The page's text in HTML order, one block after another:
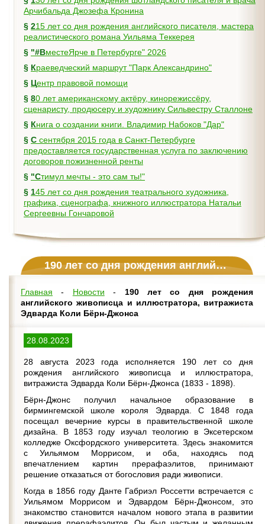
Арчибальда Джозефа Кронина
§ 215 лет со дня рождения английского писателя, мастера
реалистического романа Уильяма Теккерея
§
"#ВместеЯрче в Петербурге" 2026
§
Краеведческий маршрут "Парк Александрино"
§
Центр правовой помощи
§ 80 лет американскому актёру, кинорежиссёру,
сценаристу, продюсеру и художнику Сильвестру Сталлоне
§
Книга о создании книги. Владимир Набоков "Дар"
§ С сентября 2015 года в Санкт-Петербурге
предоставляется государственная услуга по заключению
договоров пожизненной ренты
§
"Стимул мечты - это сам ты!"
§ 145 лет со дня рождения театрального художника,
графика, сценографа, книжного иллюстратора Натальи
Сергеевны Гончаровой
190 лет со дня рождения английского живописца и иллюстратора, витражиста Эдварда Коли Бёрн-Джонса
Главная - Новости - 190 лет со дня рождения
английского живописца и иллюстратора, витражиста
Эдварда Коли Бёрн-Джонса
28.08.2023
28 августа 2023 года исполняется 190 лет со дня
рождения английского живописца и иллюстратора,
витражиста Эдварда Коли Бёрн-Джонса (1833 - 1898).
Бёрн-Джонс получил начальное образование в
бирмингемской школе короля Эдварда. С 1848 года
посещал вечерние курсы в правительственной школе
дизайна. В 1853 году изучал теологию в Эксетерском
колледже Оксфордского университета. Здесь знакомится
с Уильямом Моррисом, и оба, находясь под
впечатлением картин прерафаэлитов, принимают
решение отказаться от богословия ради живописи.
Когда в 1856 году Данте Габриэл Россетти встречается с
Уильямом Моррисом и Эдвардом Бёрн-Джонсом, это
знакомство становится началом нового этапа в развитии